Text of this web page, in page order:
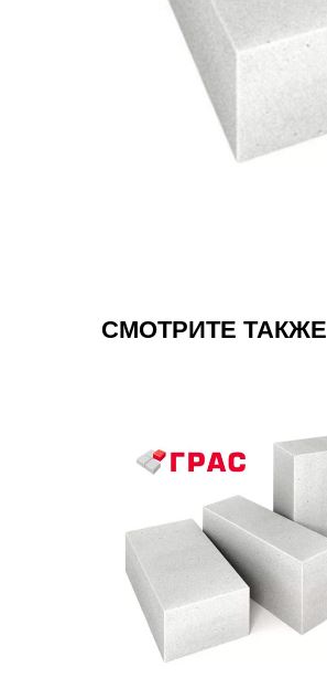
СМОТРИТЕ ТАКЖЕ